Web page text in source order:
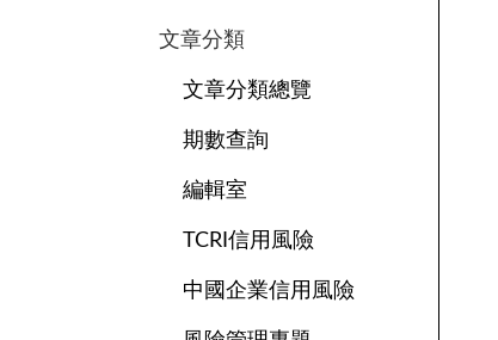
文章分類
文章分類總覽
期數查詢
編輯室
TCRI信用風險
中國企業信用風險